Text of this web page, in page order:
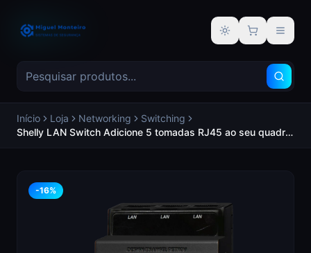
Alternar tema
Início Loja Networking
Switching
Shelly LAN Switch Adicione 5 tomadas RJ45 ao seu quadro
-16%